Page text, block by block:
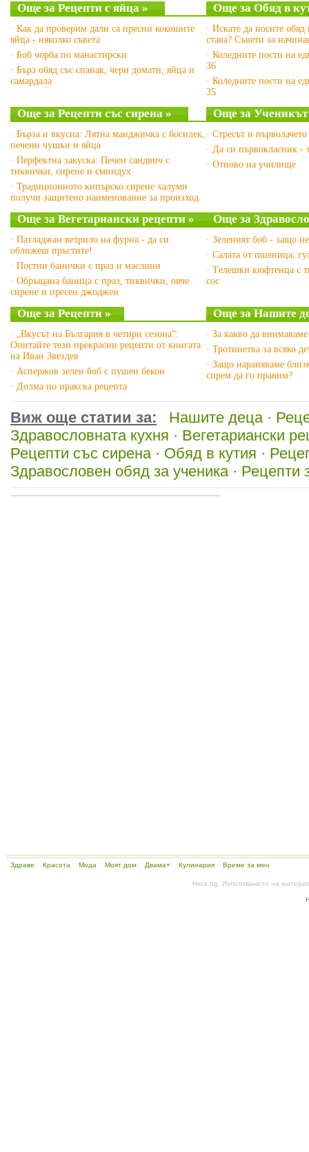
Още за Рецепти с яйца »
· Как да проверим дали са пресни кокошите
яйца - няколко съвета
· Боб чорба по манастирски
· Бърз обяд със спанак, чери домати, яйца и
самардала
Още за Обяд в
· Искате да носите
става? Съвети за
· Коледните пости на
36
· Коледните пости на
35
Още за Рецепти със сирена »
· Бърза и вкусна: Лятна манджичка с босилек,
печени чушки и яйца
· Перфектна закуска: Печен сандвич с
тиквички, сирене и сминдух
· Традиционното кипърско сирене халуми
получи защитено наименование за произход
Още за Ученикът
· Стресът и първолачето
· Да си първокласник -
· Отново на училище
Още за Вегетариански рецепти »
· Патладжан ветрило на фурна - да си
оближеш пръстите!
· Постни банички с праз и маслини
· Обръщана баница с праз, тиквички, овче
сирене и пресен джоджен
Още за
· Зеленият боб - защо
· Салата от пшеница,
· Tелешки кюфтенца с
сос
Още за Рецепти »
· „Вкусът на България в четири сезона“:
Опитайте тези прекрасни рецепти от книгата
на Иван Звездев
· Аспержов зелен боб с пушен бекон
· Долма по иракска рецепта
Още за Нашите
· За какво да
· Тротинетка за всяко
· Защо нараняваме
спрем да го правим?
Виж още статии за: Нашите деца·
Здравословната кухня · Вегетариански
Рецепти със сирена· Обяд в кутия ·
Здравословен обяд за ученика· Рецепти
Здраве Красота Мода Моят дом Двама+ Кулинария Време за мен
Hera.bg. Използването на